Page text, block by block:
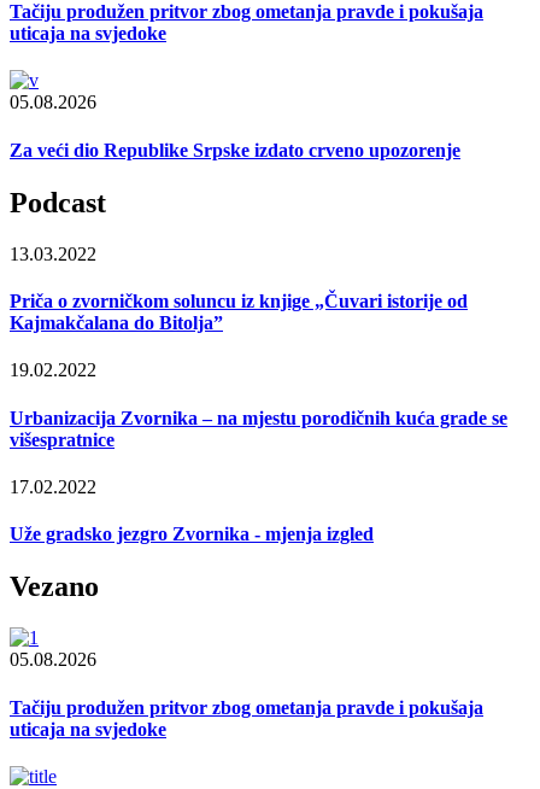
Tačiju produžen pritvor zbog ometanja pravde i pokušaja
uticaja na svjedoke
05.08.2026
Za veći dio Republike Srpske izdato crveno upozorenje
Podcast
13.03.2022
Priča o zvorničkom soluncu iz knjige „Čuvari istorije od
Kajmakčalana do Bitolja”
19.02.2022
Urbanizacija Zvornika – na mjestu porodičnih kuća grade se
višespratnice
17.02.2022
Uže gradsko jezgro Zvornika - mjenja izgled
Vezano
05.08.2026
Tačiju produžen pritvor zbog ometanja pravde i pokušaja
uticaja na svjedoke